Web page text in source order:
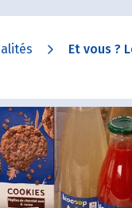
Et vous ?